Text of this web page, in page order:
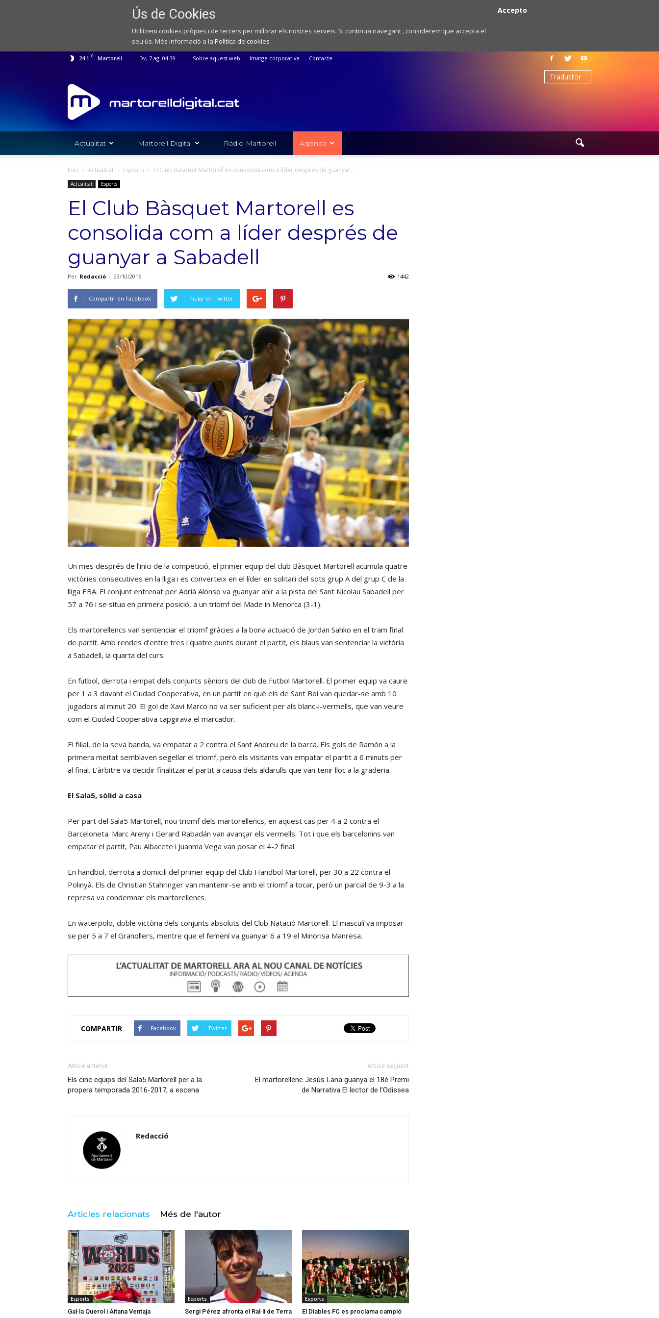
Ús de Cookies
Utilitzem cookies pròpies i de tercers per millorar els nostres serveis. Si continua navegant , considerem que accepta el
seu ús. Més informació a la Política de cookies
Accepto
24.1 C Martorell Dv, 7 ag. 04:39 Sobre aquest web Imatge corporativa Contacte
Web
de
notícies
de
l'Ajuntament
Martorell
Actualitat Martorell Digital Ràdio Martorell Agenda
Inici Actualitat Esports El Club Bàsquet Martorell es consolida com a líder després de guanyar...
Actualitat Esports
El Club Bàsquet Martorell es
consolida com a líder després de
guanyar a Sabadell
Per Redacció - 23/10/2016 1442
Compartir en Facebook Piular en Twitter
Un mes després de l’inici de la competició, el primer equip del club Bàsquet Martorell acumula quatre
victòries consecutives en la lliga i es converteix en el líder en solitari del sots grup A del grup C de la
lliga EBA. El conjunt entrenat per Adrià Alonso va guanyar ahir a la pista del Sant Nicolau Sabadell per
57 a 76 i se situa en primera posició, a un triomf del Made in Menorca (3-1).
Els martorellencs van sentenciar el triomf gràcies a la bona actuació de Jordan Sahko en el tram final
de partit. Amb rendes d’entre tres i quatre punts durant el partit, els blaus van sentenciar la victòria
a Sabadell, la quarta del curs.
En futbol, derrota i empat dels conjunts sèniors del club de Futbol Martorell. El primer equip va caure
per 1 a 3 davant el Ciudad Cooperativa, en un partit en què els de Sant Boi van quedar-se amb 10
jugadors al minut 20. El gol de Xavi Marco no va ser suficient per als blanc-i-vermells, que van veure
com el Ciudad Cooperativa capgirava el marcador.
El filial, de la seva banda, va empatar a 2 contra el Sant Andreu de la barca. Els gols de Ramón a la
primera meitat semblaven segellar el triomf, però els visitants van empatar el partit a 6 minuts per
al final. L’àrbitre va decidir finalitzar el partit a causa dels aldarulls que van tenir lloc a la graderia.
El Sala5, sòlid a casa
Per part del Sala5 Martorell, nou triomf dels martorellencs, en aquest cas per 4 a 2 contra el
Barceloneta. Marc Areny i Gerard Rabadán van avançar els vermells. Tot i que els barcelonins van
empatar el partit, Pau Albacete i Juanma Vega van posar el 4-2 final.
En handbol, derrota a domicili del primer equip del Club Handbol Martorell, per 30 a 22 contra el
Polinyà. Els de Christian Stahringer van mantenir-se amb el triomf a tocar, però un parcial de 9-3 a la
represa va condemnar els martorellencs.
En waterpolo, doble victòria dels conjunts absoluts del Club Natació Martorell. El masculí va imposar-
se per 5 a 7 el Granollers, mentre que el femení va guanyar 6 a 19 el Minorisa Manresa.
COMPARTIR Facebook Twitter
Article anterior
Els cinc equips del Sala5 Martorell per a la
propera temporada 2016-2017, a escena
Article següent
El martorellenc Jesús Lana guanya el 18è Premi
de Narrativa El lector de l’Odissea
Redacció
Articles relacionats Més de l'autor
Esports
Gal·la Querol i Aitana Ventaja
Esports
Sergi Pérez afronta el Ral·li de Terra
Esports
El Diables FC es proclama campió